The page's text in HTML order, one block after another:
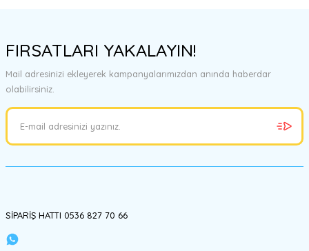
FIRSATLARI YAKALAYIN!
Mail adresinizi ekleyerek kampanyalarımızdan anında haberdar
olabilirsiniz.
SİPARİŞ HATTI 0536 827 70 66